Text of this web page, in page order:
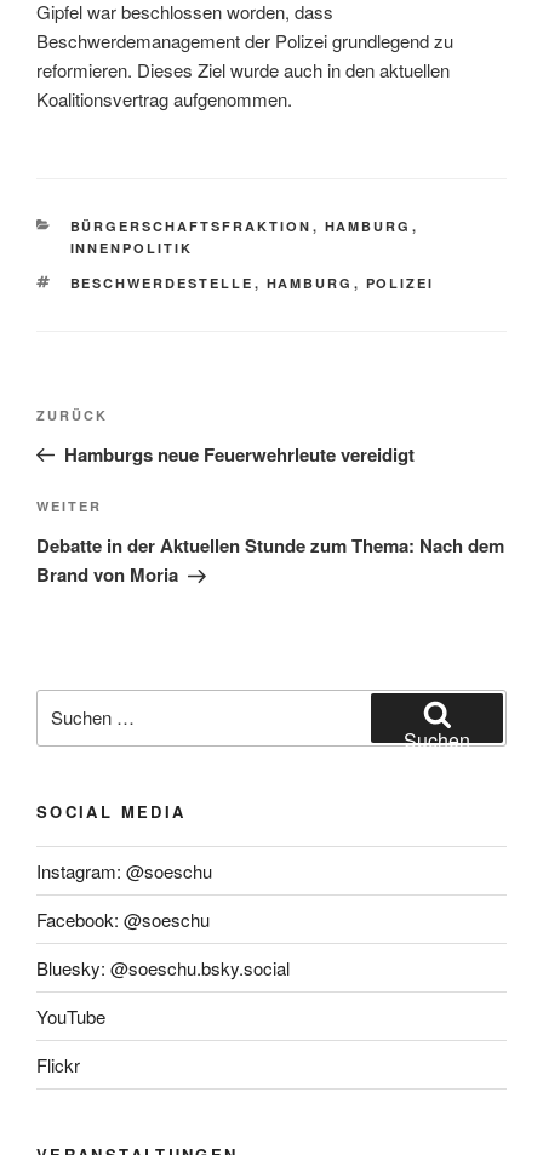
Gipfel war beschlossen worden, dass
Beschwerdemanagement der Polizei grundlegend zu
reformieren. Dieses Ziel wurde auch in den aktuellen
Koalitionsvertrag aufgenommen.
KATEGORIEN
BÜRGERSCHAFTSFRAKTION , HAMBURG ,
INNENPOLITIK
SCHLAGWÖRTER
BESCHWERDESTELLE , HAMBURG , POLIZEI
Beitragsnavigation
Vorheriger
Beitrag
ZURÜCK
Hamburgs neue Feuerwehrleute vereidigt
Nächster
Beitrag
WEITER
Debatte in der Aktuellen Stunde zum Thema: Nach dem
Brand von Moria
nach:
Suchen
SOCIAL MEDIA
Instagram: @soeschu
Facebook: @soeschu
Bluesky: @soeschu.bsky.social
YouTube
Flickr